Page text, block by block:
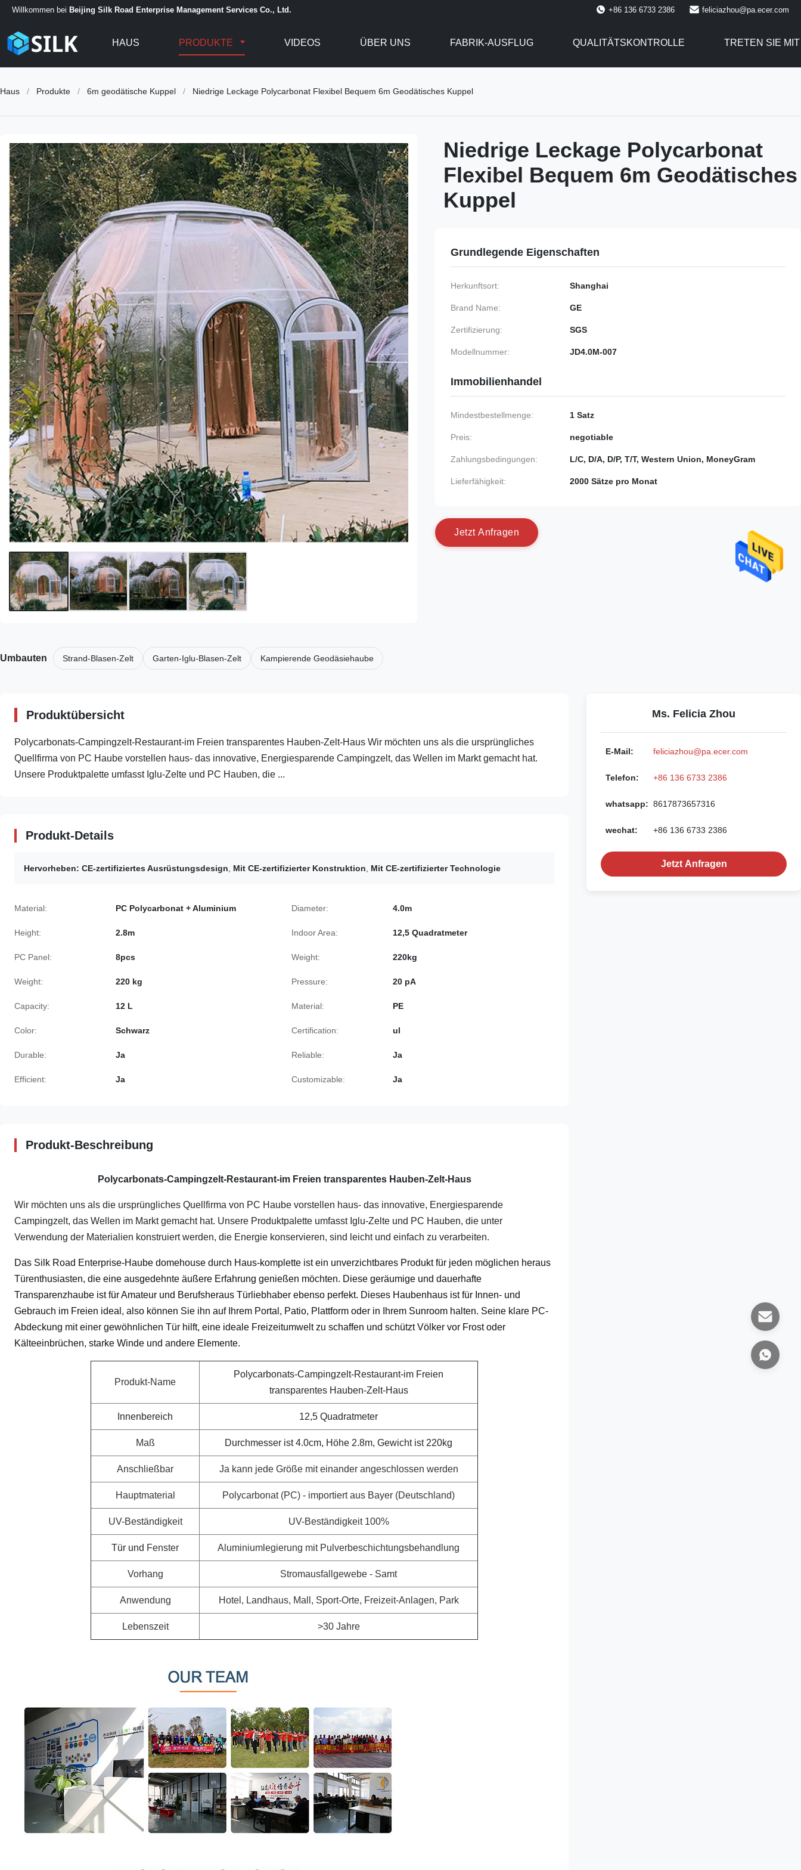
Willkommen bei Beijing Silk Road Enterprise Management Services Co., Ltd. +86 136 6733 2386 feliciazhou@pa.ecer.com
HAUS PRODUKTE VIDEOS ÜBER UNS FABRIK-AUSFLUG QUALITÄTSKONTROLLE TRETEN SIE
Haus / Produkte / 6m geodätische Kuppel / Niedrige Leckage Polycarbonat Flexibel Bequem 6m Geodätisches Kuppel
Niedrige Leckage Polycarbonat
Flexibel Bequem 6m Geodätisches
Kuppel
Grundlegende Eigenschaften
Herkunftsort: Shanghai
Brand Name: GE
Zertifizierung: SGS
Modellnummer: JD4.0M-007
Immobilienhandel
Mindestbestellmenge: 1 Satz
Preis: negotiable
Zahlungsbedingungen: L/C, D/A, D/P, T/T, Western Union, MoneyGram
Lieferfähigkeit: 2000 Sätze pro Monat
Jetzt Anfragen
Umbauten Strand-Blasen-Zelt Garten-Iglu-Blasen-Zelt Kampierende Geodäsiehaube
Produktübersicht
Polycarbonats-Campingzelt-Restaurant-im Freien transparentes Hauben-Zelt-Haus Wir möchten uns als die ursprüngliches
Quellfirma von PC Haube vorstellen haus- das innovative, Energiesparende Campingzelt, das Wellen im Markt gemacht hat.
Unsere Produktpalette umfasst Iglu-Zelte und PC Hauben, die ...
Produkt-Details
Hervorheben: CE-zertifiziertes Ausrüstungsdesign Mit CE-zertifizierter Konstruktion Mit CE-zertifizierter Technologie
Material: PC Polycarbonat + Aluminium Diameter: 4.0m
Height: 2.8m Indoor Area: 12,5 Quadratmeter
PC Panel: 8pcs Weight: 220kg
Weight: 220 kg Pressure: 20 pA
Capacity: 12 L Material: PE
Color: Schwarz Certification: ul
Durable: Ja Reliable: Ja
Efficient: Ja Customizable: Ja
Produkt-Beschreibung
Polycarbonats-Campingzelt-Restaurant-im Freien transparentes Hauben-Zelt-Haus
Wir möchten uns als die ursprüngliches Quellfirma von PC Haube vorstellen haus- das innovative, Energiesparende
Campingzelt, das Wellen im Markt gemacht hat. Unsere Produktpalette umfasst Iglu-Zelte und PC Hauben, die unter
Verwendung der Materialien konstruiert werden, die Energie konservieren, sind leicht und einfach zu verarbeiten.
Das Silk Road Enterprise-Haube domehouse durch Haus-komplette ist ein unverzichtbares Produkt für jeden möglichen heraus
Türenthusiasten, die eine ausgedehnte äußere Erfahrung genießen möchten. Diese geräumige und dauerhafte
Transparenzhaube ist für Amateur und Berufsheraus Türliebhaber ebenso perfekt. Dieses Haubenhaus ist für Innen- und
Gebrauch im Freien ideal, also können Sie ihn auf Ihrem Portal, Patio, Plattform oder in Ihrem Sunroom halten. Seine klare PC-
Abdeckung mit einer gewöhnlichen Tür hilft, eine ideale Freizeitumwelt zu schaffen und schützt Völker vor Frost oder
Kälteeinbrüchen, starke Winde und andere Elemente.
Produkt-Name
Polycarbonats-Campingzelt-Restaurant-im Freien
transparentes Hauben-Zelt-Haus
Innenbereich 12,5 Quadratmeter
Maß Durchmesser ist 4.0cm, Höhe 2.8m, Gewicht ist 220kg
Anschließbar Ja kann jede Größe mit einander angeschlossen werden
Hauptmaterial Polycarbonat (PC) - importiert aus Bayer (Deutschland)
UV-Beständigkeit UV-Beständigkeit 100%
Tür und Fenster Aluminiumlegierung mit Pulverbeschichtungsbehandlung
Vorhang Stromausfallgewebe - Samt
Anwendung Hotel, Landhaus, Mall, Sport-Orte, Freizeit-Anlagen, Park
Lebenszeit >30 Jahre
Ms. Felicia Zhou
E-Mail: feliciazhou@pa.ecer.com
Telefon: +86 136 6733 2386
whatsapp: 8617873657316
wechat: +86 136 6733 2386
Jetzt Anfragen